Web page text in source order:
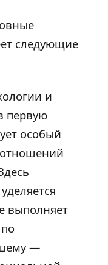
следующие
и
первую
особый
выполняет
—